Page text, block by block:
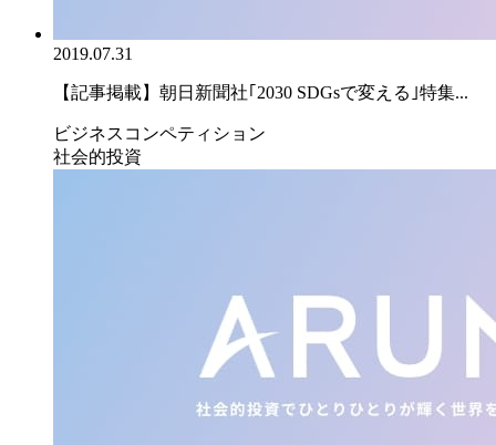
2019.07.31
【記事掲載】朝日新聞社｢2030 SDGsで変える｣特集...
ビジネスコンペティション
社会的投資